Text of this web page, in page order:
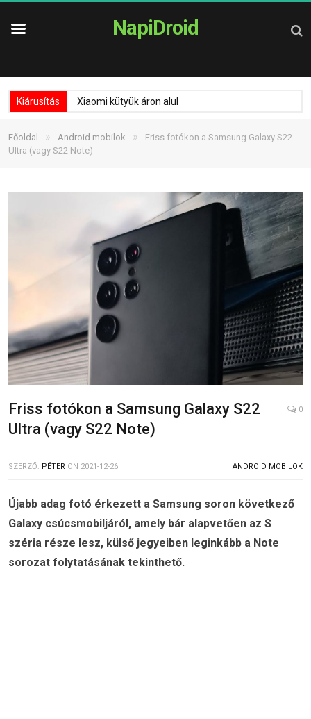
NapiDroid
Kiárusítás Xiaomi kütyük áron alul
Főoldal » Android mobilok »
Friss fotókon a Samsung Galaxy S22
Ultra (vagy S22 Note)
Friss fotókon a Samsung Galaxy S22
Ultra (vagy S22 Note)
0
SZERZŐ: PÉTER ON 2021-12-26 ANDROID MOBILOK
Újabb adag fotó érkezett a Samsung soron következő
Galaxy csúcsmobiljáról, amely bár alapvetően az S
széria része lesz, külső jegyeiben leginkább a Note
sorozat folytatásának tekinthető.